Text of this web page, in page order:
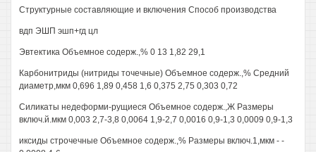
Структурные составляющие и включения Способ производства
вдп ЭШП эшп+гд цл
Эвтектика Объемное содерж.,% 0 13 1,82 29,1
Карбонитриды (нитриды точечные) Объемное содерж.,% Средний
диаметр,мкм 0,696 1,89 0,458 1,6 0,375 2,75 0,303 0,72
Силикаты недеформи-рущиеся Объемное содерж.,Ж Размеры
включ.й.мкм 0,003 2,7-3,8 0,0064 1,9-2,7 0,0016 0,9-1,3 0,0009 0,9-1,3
иксиды строчечные Объемное содерж.,% Размеры включ.1,мкм - -